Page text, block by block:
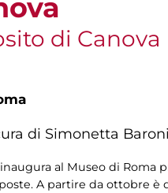
di Canova
di Simonetta
al Museo di
A partire da ottobre